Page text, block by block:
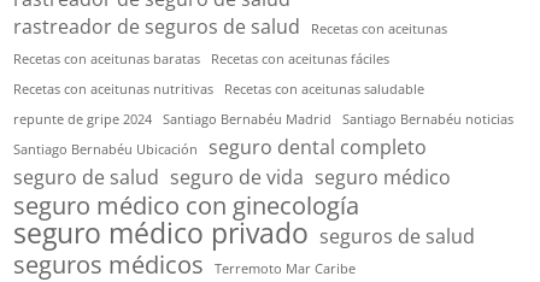
rastreador de seguros de salud
Recetas con aceitunas
Recetas con aceitunas baratas
Recetas con aceitunas fáciles
Recetas con aceitunas nutritivas
Recetas con aceitunas saludable
repunte de gripe 2024
Santiago Bernabéu Madrid
Santiago Bernabéu noticias
Santiago Bernabéu Ubicación
seguro dental completo
seguro de salud seguro de vida seguro médico
seguro médico con ginecología
seguro médico privado seguros de salud
seguros médicos
Terremoto Mar Caribe